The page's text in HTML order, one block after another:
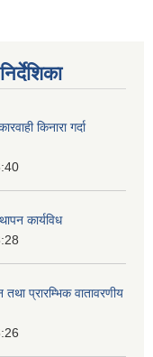
किनारा गर्दा
कार्यविध
तथा प्रारम्भिक वातावरणीय